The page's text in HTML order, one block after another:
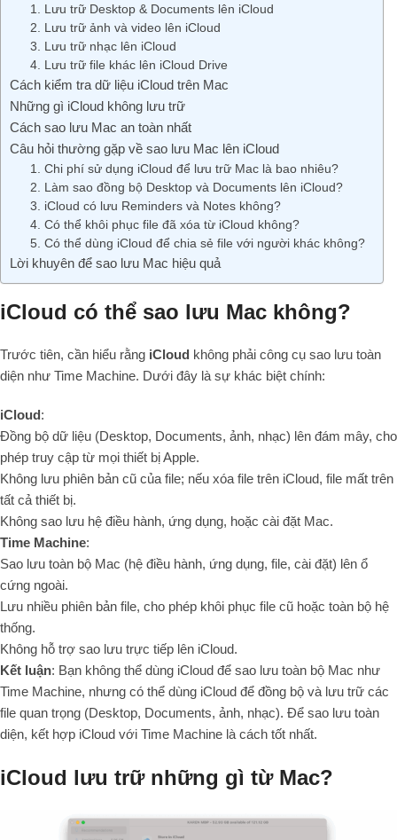
1. Lưu trữ Desktop & Documents lên iCloud
2. Lưu trữ ảnh và video lên iCloud
3. Lưu trữ nhạc lên iCloud
4. Lưu trữ file khác lên iCloud Drive
Cách kiểm tra dữ liệu iCloud trên Mac
Những gì iCloud không lưu trữ
Cách sao lưu Mac an toàn nhất
Câu hỏi thường gặp về sao lưu Mac lên iCloud
1. Chi phí sử dụng iCloud để lưu trữ Mac là bao nhiêu?
2. Làm sao đồng bộ Desktop và Documents lên iCloud?
3. iCloud có lưu Reminders và Notes không?
4. Có thể khôi phục file đã xóa từ iCloud không?
5. Có thể dùng iCloud để chia sẻ file với người khác không?
Lời khuyên để sao lưu Mac hiệu quả
iCloud có thể sao lưu Mac không?
Trước tiên, cần hiểu rằng iCloud không phải công cụ sao lưu toàn
diện như Time Machine. Dưới đây là sự khác biệt chính:
iCloud:
Đồng bộ dữ liệu (Desktop, Documents, ảnh, nhạc) lên đám mây, cho
phép truy cập từ mọi thiết bị Apple.
Không lưu phiên bản cũ của file; nếu xóa file trên iCloud, file mất trên
tất cả thiết bị.
Không sao lưu hệ điều hành, ứng dụng, hoặc cài đặt Mac.
Time Machine:
Sao lưu toàn bộ Mac (hệ điều hành, ứng dụng, file, cài đặt) lên ổ
cứng ngoài.
Lưu nhiều phiên bản file, cho phép khôi phục file cũ hoặc toàn bộ hệ
thống.
Không hỗ trợ sao lưu trực tiếp lên iCloud.
Kết luận: Bạn không thể dùng iCloud để sao lưu toàn bộ Mac như
Time Machine, nhưng có thể dùng iCloud để đồng bộ và lưu trữ các
file quan trọng (Desktop, Documents, ảnh, nhạc). Để sao lưu toàn
diện, kết hợp iCloud với Time Machine là cách tốt nhất.
iCloud lưu trữ những gì từ Mac?